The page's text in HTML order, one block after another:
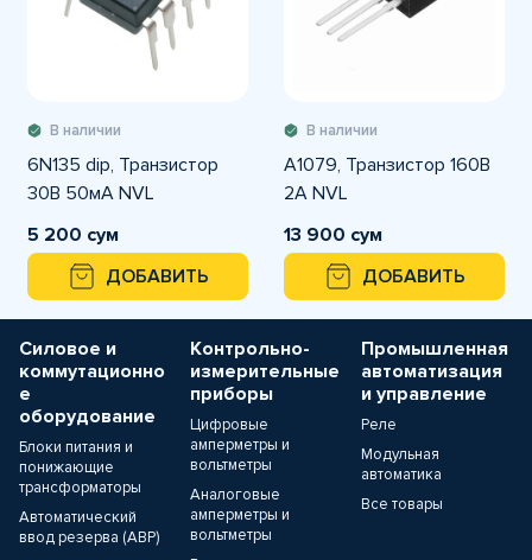
В наличии
6N135 dip, Транзистор
30В 50мА NVL
5 200 сум
ДОБАВИТЬ
В наличии
A1079, Транзистор 160В
2А NVL
13 900 сум
ДОБАВИТЬ
Силовое и
коммутационно
е
оборудование
Блоки питания и
понижающие
трансформаторы
Автоматический
ввод резерва (АВР)
Контрольно-
измерительные
приборы
Цифровые
амперметры и
вольтметры
Аналоговые
амперметры и
вольтметры
Промышленная
автоматизация
и управление
Реле
Модульная
автоматика
Все товары